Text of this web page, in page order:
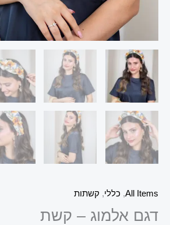
All Items
, כללי, קשתות
דגם אלמוג – קשת